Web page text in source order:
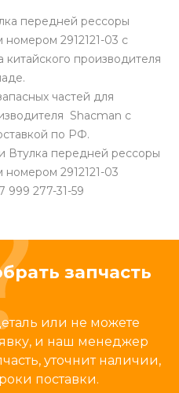
передней рессоры
номером 2912121-03 с
китайского производителя
частей для
Shacman с
по РФ.
Втулка передней рессоры
номером 2912121-03
999 277-31-59
запчасть
или не можете
и наш менеджер
уточнит наличии,
поставки.